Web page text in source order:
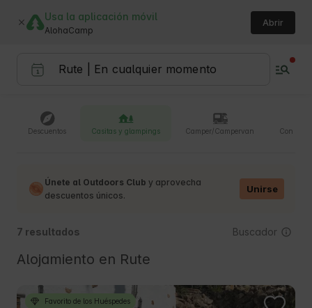
Usa la aplicación móvil
AlohaCamp
Abrir
Descuentos Casitas y glampings Camper/Campervan Con
Únete al Outdoors Club y aprovecha
descuentos únicos.
Unirse
7 resultados Buscador
Alojamiento en Rute
Favorito de los Huéspedes